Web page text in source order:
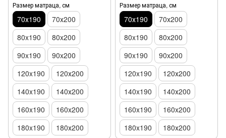
Размер матраца, см
70х190
70х200
80x190
80x200
90x190
90x200
120x190
120х200
140x190
140х200
160x190
160x200
180x190
180х200
Размер матраца, см
70х190
70х200
80x190
80x200
90x190
90x200
120x190
120х200
140x190
140х200
160x190
160x200
180x190
180х200